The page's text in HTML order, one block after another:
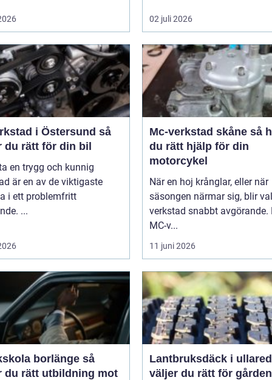
02 juli 2026
i Östersund så
du rätt för din bil
en trygg och kunnig
är en av de viktigaste
i ett problemfritt
...
Mc-verkstad skåne så hittar
du rätt hjälp för din
motorcykel
När en hoj krånglar, eller när
säsongen närmar sig, blir
verkstad snabbt avgörande.
MC-v...
11 juni 2026
borlänge så
du rätt utbildning mot
Lantbruksdäck i ullared
väljer du rätt för